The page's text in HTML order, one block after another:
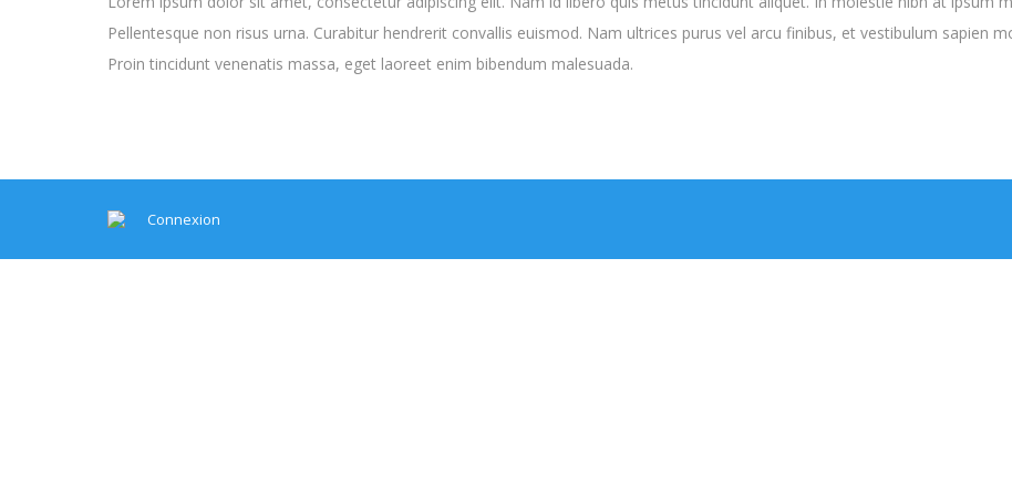
Pellentesque non risus urna. Curabitur hendrerit convallis euismod. Nam ultrices purus vel arcu finibus, et vestibulum sapien
Proin tincidunt venenatis massa, eget laoreet enim bibendum malesuada.
Connexion